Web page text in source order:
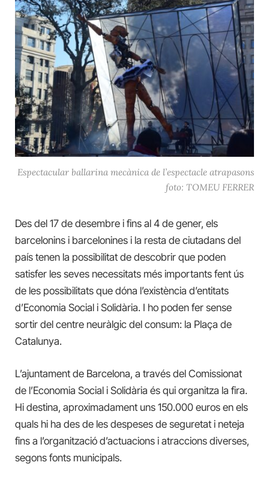
Espectacular ballarina mecànica de l’espectacle atrapasons
foto: TOMEU FERRER
Des del 17 de desembre i fins al 4 de gener, els
barcelonins i barcelonines i la resta de ciutadans del
país tenen la possibilitat de descobrir que poden
satisfer les seves necessitats més importants fent ús
de les possibilitats que dóna l’existència d’entitats
d’Economia Social i Solidària. I ho poden fer sense
sortir del centre neuràlgic del consum: la Plaça de
Catalunya.
L’ajuntament de Barcelona, a través del Comissionat
de l’Economia Social i Solidària és qui organitza la fira.
Hi destina, aproximadament uns 150.000 euros en els
quals hi ha des de les despeses de seguretat i neteja
fins a l’organització d’actuacions i atraccions diverses,
segons fonts municipals.